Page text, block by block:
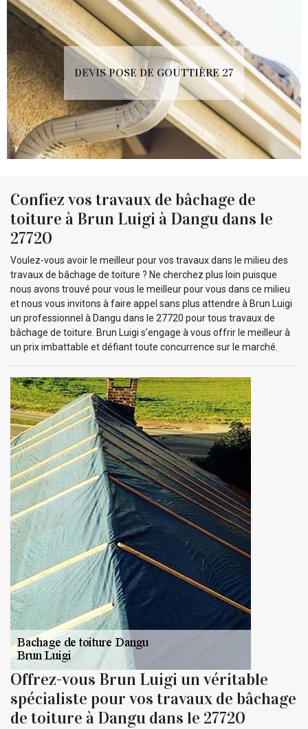
DEVIS POSE DE GOUTTIÈRE 27
Confiez vos travaux de bâchage de
toiture à Brun Luigi à Dangu dans le
27720
Voulez-vous avoir le meilleur pour vos travaux dans le milieu des
travaux de bâchage de toiture ? Ne cherchez plus loin puisque
nous avons trouvé pour vous le meilleur pour vous dans ce milieu
et nous vous invitons à faire appel sans plus attendre à Brun Luigi
un professionnel à Dangu dans le 27720 pour tous travaux de
bâchage de toiture. Brun Luigi s’engage à vous offrir le meilleur à
un prix imbattable et défiant toute concurrence sur le marché.
Offrez-vous Brun Luigi un véritable
spécialiste pour vos travaux de bâchage
de toiture à Dangu dans le 27720